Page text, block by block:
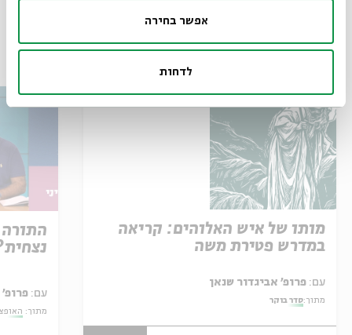
אפשר בחירה
לדחות
עוד בבית אבי חי
מותו של איש האלוהים: קריאה
במדרש פטירת משה
עם:
מתוך:סדר בוקר
עם: פרופ'
מתוך: